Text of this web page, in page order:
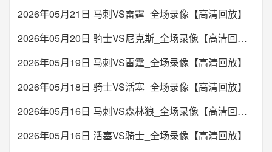
2026年05月21日 马刺VS雷霆_全场录像【高清回放】
2026年05月20日 骑士VS尼克斯_全场录像【高清回放】
2026年05月19日 马刺VS雷霆_全场录像【高清回放】
2026年05月18日 骑士VS活塞_全场录像【高清回放】
2026年05月16日 马刺VS森林狼_全场录像【高清回放】
2026年05月16日 活塞VS骑士_全场录像【高清回放】